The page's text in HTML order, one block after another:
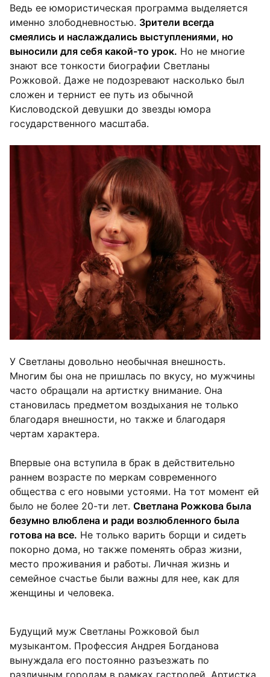
Ведь ее юмористическая программа выделяется
именно злободневностью. Зрители всегда
смеялись и наслаждались выступлениями, но
выносили для себя какой-то урок. Но не многие
знают все тонкости биографии Светланы
Рожковой. Даже не подозревают насколько был
сложен и тернист ее путь из обычной
Кисловодской девушки до звезды юмора
государственного масштаба.
У Светланы довольно необычная внешность.
Многим бы она не пришлась по вкусу, но мужчины
часто обращали на артистку внимание. Она
становилась предметом воздыхания не только
благодаря внешности, но также и благодаря
чертам характера.
Впервые она вступила в брак в действительно
раннем возрасте по меркам современного
общества с его новыми устоями. На тот момент ей
было не более 20-ти лет. Светлана Рожкова была
безумно влюблена и ради возлюбленного была
готова на все. Не только варить борщи и сидеть
покорно дома, но также поменять образ жизни,
место проживания и работы. Личная жизнь и
семейное счастье были важны для нее, как для
женщины и человека.
Будущий муж Светланы Рожковой был
музыкантом. Профессия Андрея Богданова
вынуждала его постоянно разъезжать по
различным городам в рамках гастролей. Артистка